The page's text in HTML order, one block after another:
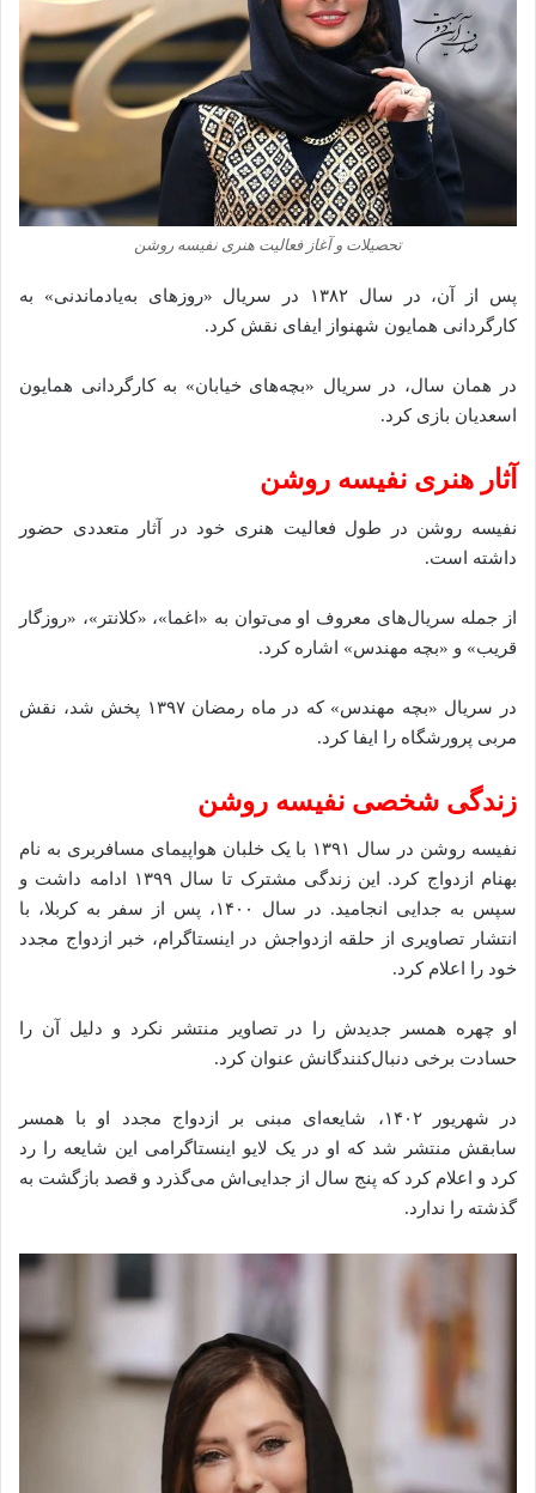
تحصیلات و آغاز فعالیت هنری نفیسه روشن
پس از آن، در سال ۱۳۸۲ در سریال «روزهای به‌یادماندنی» به
کارگردانی همایون شهنواز ایفای نقش کرد.
در همان سال، در سریال «بچه‌های خیابان» به کارگردانی همایون
اسعدیان بازی کرد.
آثار هنری نفیسه روشن
نفیسه روشن در طول فعالیت هنری خود در آثار متعددی حضور
داشته است.
از جمله سریال‌های معروف او می‌توان به «اغما»، «کلانتر»، «روزگار
قریب» و «بچه مهندس» اشاره کرد.
در سریال «بچه مهندس» که در ماه رمضان ۱۳۹۷ پخش شد، نقش
مربی پرورشگاه را ایفا کرد.
زندگی شخصی نفیسه روشن
نفیسه روشن در سال ۱۳۹۱ با یک خلبان هواپیمای مسافربری به نام
بهنام ازدواج کرد.
این زندگی مشترک تا سال ۱۳۹۹ ادامه داشت و
سپس به جدایی انجامید.
در سال ۱۴۰۰، پس از سفر به کربلا، با
انتشار تصاویری از حلقه ازدواجش در اینستاگرام، خبر ازدواج مجدد
خود را اعلام کرد.
او چهره همسر جدیدش را در تصاویر منتشر نکرد و دلیل آن را
حسادت برخی دنبال‌کنندگانش عنوان کرد.
در شهریور ۱۴۰۲، شایعه‌ای مبنی بر ازدواج مجدد او با همسر
سابقش منتشر شد که او در یک لایو اینستاگرامی این شایعه را رد
کرد و اعلام کرد که پنج سال از جدایی‌اش می‌گذرد و قصد بازگشت به
گذشته را ندارد.